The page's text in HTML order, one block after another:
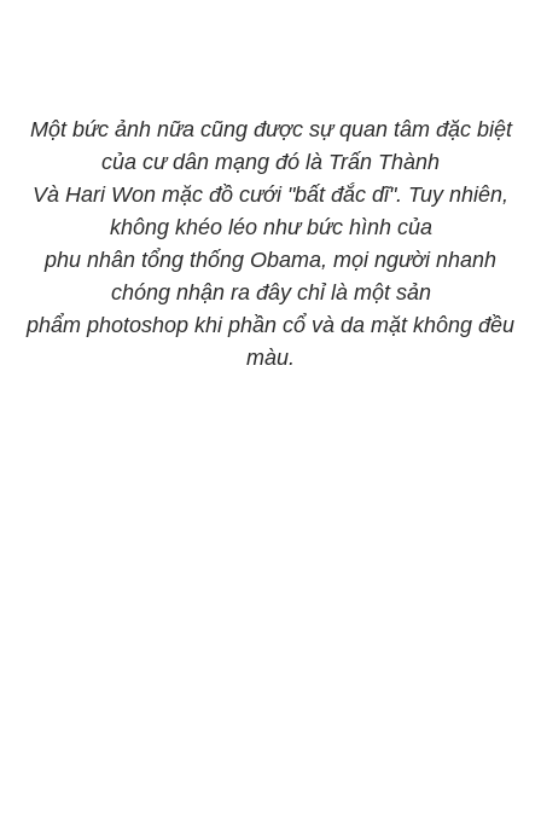
Một bức ảnh nữa cũng được sự quan tâm đặc biệt
của cư dân mạng đó là Trấn Thành
Và Hari Won mặc đồ cưới "bất đắc dĩ". Tuy nhiên,
không khéo léo như bức hình của
phu nhân tổng thống Obama, mọi người nhanh
chóng nhận ra đây chỉ là một sản
phẩm photoshop khi phần cổ và da mặt không đều
màu.